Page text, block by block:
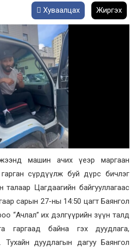
Хуваалцах Жиргэх
машин ачих үеэр маргаан
сүрдүүлж буй дүрс бичлэг
талаар Цагдаагийн байгууллагаас
сарын 27-ны 14:50 цагт Баянгол
“Ачлал” их дэлгүүрийн зүүн талд
гаргаад байна гэх дуудлага,
Тухайн дуудлагын дагуу Баянгол